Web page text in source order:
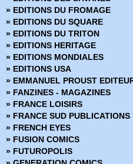
» EDITIONS DU FROMAGE
» EDITIONS DU SQUARE
» EDITIONS DU TRITON
» EDITIONS HERITAGE
» EDITIONS MONDIALES
» EDITIONS USA
» EMMANUEL PROUST
» FANZINES - MAGAZINES
» FRANCE LOISIRS
» FRANCE SUD PUBLICATIONS
» FRENCH EYES
» FUSION COMICS
» FUTUROPOLIS